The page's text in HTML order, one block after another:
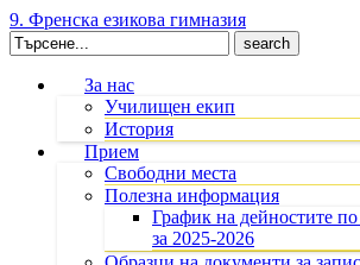
9. Френска езикова гимназия
Search
for:
За нас
Училищен екип
История
Прием
Свободни места
Полезна информация
График на дейностите
за 2025-2026